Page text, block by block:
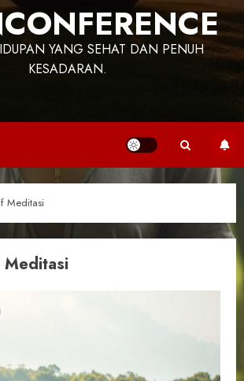
YANG SEHAT DAN PENUH
KESADARAN.
Meditasi